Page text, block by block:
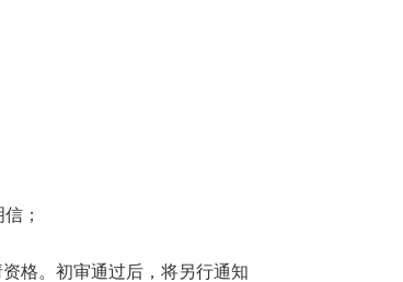
；
格。初审通过后，将另行通知